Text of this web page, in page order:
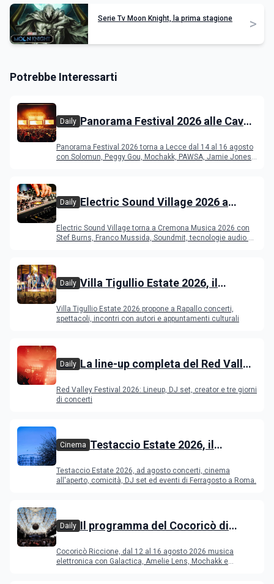
Serie Tv Moon Knight, la prima stagione >
Potrebbe Interessarti
Daily Panorama Festival 2026 alle Cave
programma
Panorama Festival 2026 torna a Lecce dal 14 al 16 agosto
con Solomun, Peggy Gou, Mochakk, PAWSA, Jamie Jones
Daily Electric Sound Village 2026 a
Young Band Contest, il programma
Electric Sound Village torna a Cremona Musica 2026 con
Stef Burns, Franco Mussida, Soundmit, tecnologie audio e
Daily Villa Tigullio Estate 2026, il
Villa Tigullio Estate 2026 propone a Rapallo concerti,
spettacoli, incontri con autori e appuntamenti culturali
Daily La line-up completa del Red Valley
Red Valley Festival 2026: Lineup, DJ set, creator e tre giorni
di concerti
Cinema Testaccio Estate 2026, il
Ferragosto
Testaccio Estate 2026, ad agosto concerti, cinema
all'aperto, comicità, DJ set ed eventi di Ferragosto a Roma.
Daily Il programma del Cocoricò di
Cocoricò Riccione, dal 12 al 16 agosto 2026 musica
elettronica con Galactica, Amelie Lens, Mochakk e